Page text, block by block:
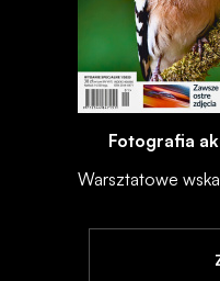
Fotografia
Warsztatowe